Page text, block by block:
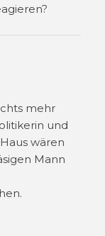
mehr
und
wären
Mann